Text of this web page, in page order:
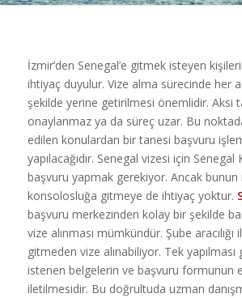
İzmir’den Senegal’e gitmek isteyen
ihtiyaç duyulur. Vize alma sürecinde her
şekilde yerine getirilmesi önemlidir. Aksi
onaylanmaz ya da süreç uzar. Bu
edilen konulardan bir tanesi başvuru
yapılacağıdır. Senegal vizesi için
başvuru yapmak gerekiyor. Ancak bunun
konsolosluğa gitmeye de ihtiyaç yoktur.
başvuru merkezinden kolay bir şekilde
vize alınması mümkündür. Şube aracılığı
gitmeden vize alınabiliyor. Tek yapılması
istenen belgelerin ve başvuru formunun
iletilmesidir. Bu doğrultuda uzman